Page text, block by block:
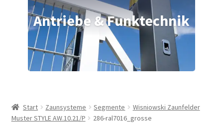
Antriebe & Funktechnik
Start Zaunsysteme Segmente
Wisniowski Zaunfelder
Muster STYLE AW.10.21/P
286-ral7016_grosse